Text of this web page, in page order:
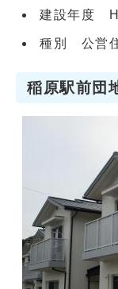
建設年度
種別 公営
稲原駅前団